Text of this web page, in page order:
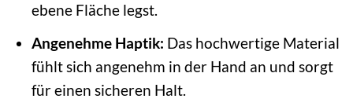
ebene Fläche legst.
Angenehme Haptik: Das hochwertige Material
fühlt sich angenehm in der Hand an und sorgt
für einen sicheren Halt.